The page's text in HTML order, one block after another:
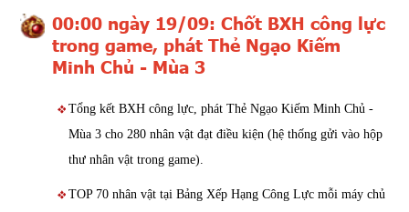
00:00 ngày 19/09: Chốt BXH công lực
trong game, phát Thẻ Ngạo Kiếm
Minh Chủ - Mùa 3
Tổng kết BXH công lực, phát Thẻ Ngạo Kiếm Minh Chủ -
Mùa 3 cho 280 nhân vật đạt điều kiện (hệ thống gửi vào hộp
thư nhân vật trong game).
TOP 70 nhân vật tại Bảng Xếp Hạng Công Lực mỗi máy chủ